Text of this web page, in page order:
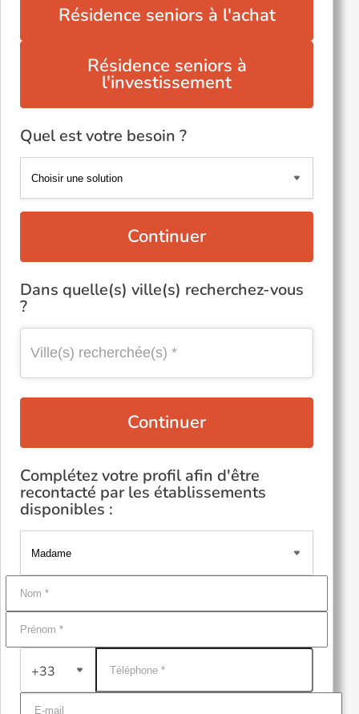
Résidence seniors à l'achat
Résidence seniors à
l'investissement
Quel est votre besoin ?
Continuer
Dans quelle(s) ville(s) recherchez-vous
?
Continuer
Complétez votre profil afin d'être
recontacté par les établissements
disponibles :
+33